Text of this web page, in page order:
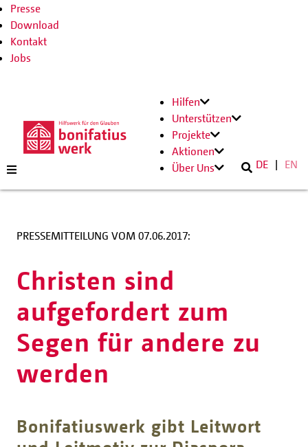
Presse
Download
Kontakt
Jobs
Hilfen
Unterstützen
Projekte
Aktionen
Über Uns
DE EN
PRESSEMITTEILUNG VOM 07.06.2017:
Christen sind
aufgefordert zum
Segen für andere zu
werden
Bonifatiuswerk gibt Leitwort